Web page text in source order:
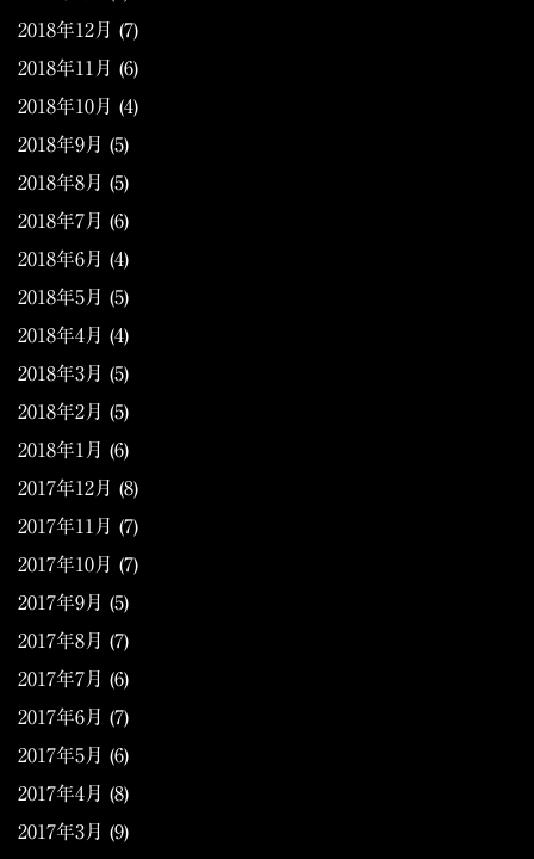
2018年12月 (7)
2018年11月 (6)
2018年10月 (4)
2018年9月 (5)
2018年8月 (5)
2018年7月 (6)
2018年6月 (4)
2018年5月 (5)
2018年4月 (4)
2018年3月 (5)
2018年2月 (5)
2018年1月 (6)
2017年12月 (8)
2017年11月 (7)
2017年10月 (7)
2017年9月 (5)
2017年8月 (7)
2017年7月 (6)
2017年6月 (7)
2017年5月 (6)
2017年4月 (8)
2017年3月 (9)